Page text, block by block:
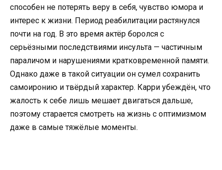
способен не потерять веру в себя, чувство юмора и
интерес к жизни. Период реабилитации растянулся
почти на год. В это время актёр боролся с
серьёзными последствиями инсульта — частичным
параличом и нарушениями кратковременной памяти.
Однако даже в такой ситуации он сумел сохранить
самоиронию и твёрдый характер. Карри убеждён, что
жалость к себе лишь мешает двигаться дальше,
поэтому старается смотреть на жизнь с оптимизмом
даже в самые тяжёлые моменты.